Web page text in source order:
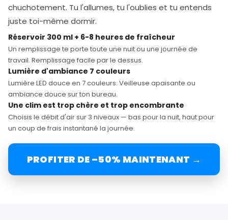
chuchotement. Tu l'allumes, tu l'oublies et tu entends
juste toi-même dormir.
Réservoir 300 ml + 6-8 heures de fraîcheur
Un remplissage te porte toute une nuit ou une journée de
travail. Remplissage facile par le dessus.
Lumière d'ambiance 7 couleurs
Lumière LED douce en 7 couleurs. Veilleuse apaisante ou
ambiance douce sur ton bureau.
Une clim est trop chère et trop encombrante
Choisis le débit d'air sur 3 niveaux — bas pour la nuit, haut pour
un coup de frais instantané la journée.
PROFITER DE –50% MAINTENANT →